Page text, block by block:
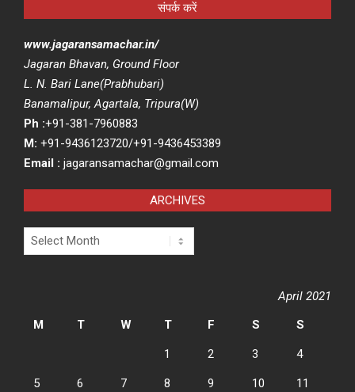
संपर्क करें
www.jagaransamachar.in/
Jagaran Bhavan, Ground Floor
L. N. Bari Lane(Prabhubari)
Banamalipur, Agartala, Tripura(W)
Ph :+91-381-7960883
M: +91-9436123720/+91-9436453389
Email : jagaransamachar@gmail.com
ARCHIVES
Archives
April 2021
M
T W T F S S
1 2 3 4
5 6 7 8 9 10 11